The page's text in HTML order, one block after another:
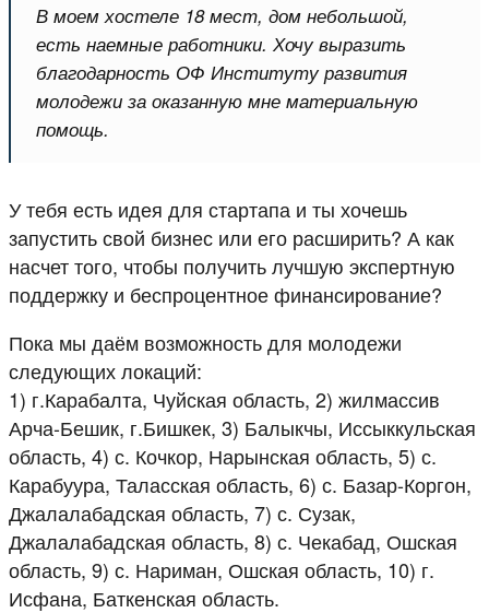
В моем хостеле 18 мест, дом небольшой,
есть наемные работники. Хочу выразить
благодарность ОФ Институту развития
молодежи за оказанную мне материальную
помощь.
У тебя есть идея для стартапа и ты хочешь
запустить свой бизнес или его расширить? А как
насчет того, чтобы получить лучшую экспертную
поддержку и беспроцентное финансирование?
Пока мы даём возможность для молодежи
следующих локаций:
1) г.Карабалта, Чуйская область, 2) жилмассив
Арча-Бешик, г.Бишкек, 3) Балыкчы, Иссыккульская
область, 4) с. Кочкор, Нарынская область, 5) с.
Карабуура, Таласская область, 6) с. Базар-Коргон,
Джалалабадская область, 7) с. Сузак,
Джалалабадская область, 8) с. Чекабад, Ошская
область, 9) с. Нариман, Ошская область, 10) г.
Исфана, Баткенская область.